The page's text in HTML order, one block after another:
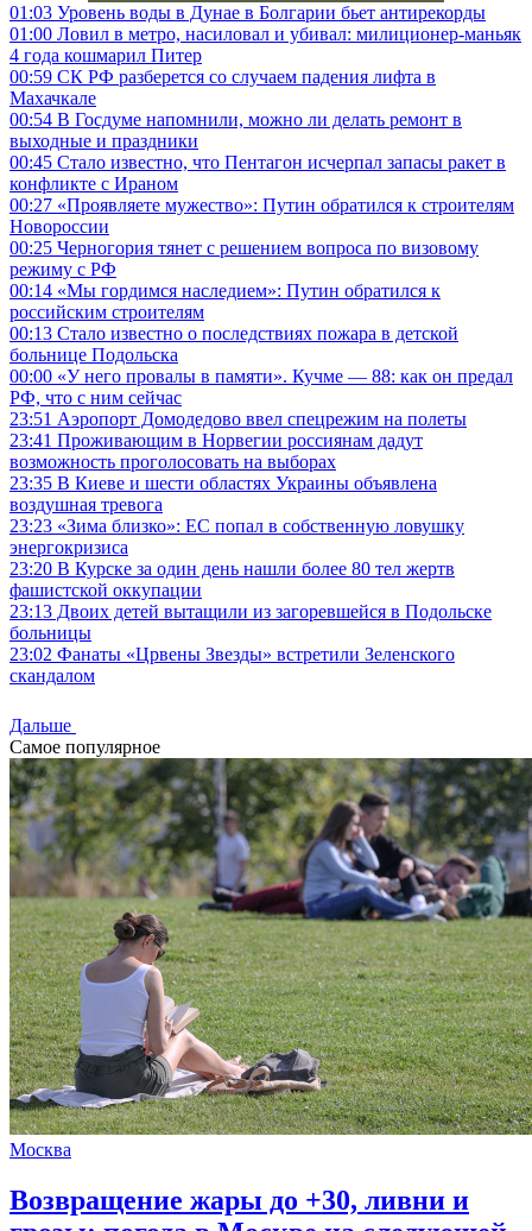
01:03 Уровень воды в Дунае в Болгарии бьет антирекорды
01:00 Ловил в метро, насиловал и убивал: милиционер-маньяк
4 года кошмарил Питер
00:59 СК РФ разберется со случаем падения лифта в
Махачкале
00:54 В Госдуме напомнили, можно ли делать ремонт в
выходные и праздники
00:45 Стало известно, что Пентагон исчерпал запасы ракет в
конфликте с Ираном
00:27 «Проявляете мужество»: Путин обратился к строителям
Новороссии
00:25 Черногория тянет с решением вопроса по визовому
режиму с РФ
00:14 «Мы гордимся наследием»: Путин обратился к
российским строителям
00:13 Стало известно о последствиях пожара в детской
больнице Подольска
00:00 «У него провалы в памяти». Кучме — 88: как он предал
РФ, что с ним сейчас
23:51 Аэропорт Домодедово ввел спецрежим на полеты
23:41 Проживающим в Норвегии россиянам дадут
возможность проголосовать на выборах
23:35 В Киеве и шести областях Украины объявлена
воздушная тревога
23:23 «Зима близко»: ЕС попал в собственную ловушку
энергокризиса
23:20 В Курске за один день нашли более 80 тел жертв
фашистской оккупации
23:13 Двоих детей вытащили из загоревшейся в Подольске
больницы
23:02 Фанаты «Црвены Звезды» встретили Зеленского
скандалом
Дальше
Самое популярное
Москва
Возвращение жары до +30, ливни и